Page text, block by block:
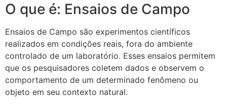
O que é: Ensaios de Campo
Ensaios de Campo são experimentos científicos
realizados em condições reais, fora do ambiente
controlado de um laboratório. Esses ensaios permitem
que os pesquisadores coletem dados e observem o
comportamento de um determinado fenômeno ou
objeto em seu contexto natural.